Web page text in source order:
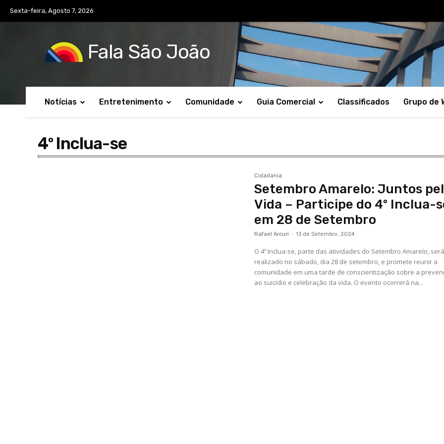
Sexta-feira, Agosto 7, 2026
Fala São João
Notícias Entretenimento Comunidade Guia Comercial Classificados Grupo de
4º Inclua-se
Cidadania
Setembro Amarelo: Juntos
Vida – Participe do 4º Inclua-
em 28 de Setembro
Rafael Arcuri - 13 de Setembro, 2024
O 4º Inclua-se, parte das atividades do Setembro Amarelo, será
realizado no sábado, dia 28 de setembro, e promete reunir a
comunidade em uma tarde de conscientização sobre a
ao suicídio e celebração da vida. O evento ocorrerá na...